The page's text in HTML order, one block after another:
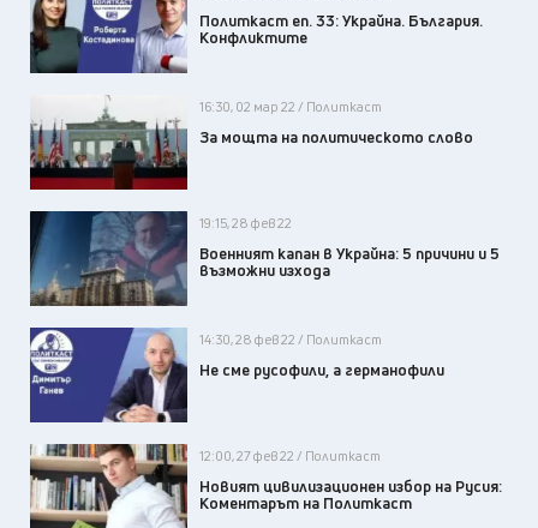
Политкаст еп. 33: Украйна. България.
Конфликтите
16:30, 02 мар 22 / Политкаст
За мощта на политическото слово
19:15, 28 фев 22
Военният капан в Украйна: 5 причини и 5
възможни изхода
14:30, 28 фев 22 / Политкаст
Не сме русофили, а германофили
12:00, 27 фев 22 / Политкаст
Новият цивилизационен избор на Русия:
Коментарът на Политкаст